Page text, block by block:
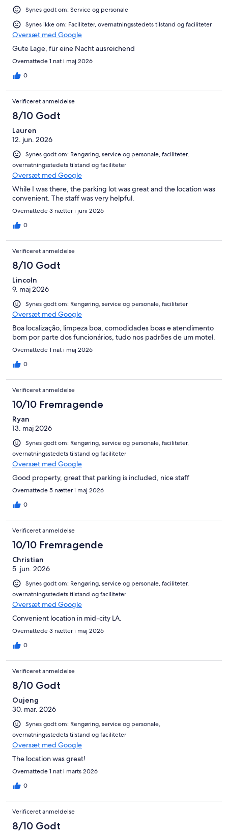
Synes godt om: Service og personale
Synes ikke om: Faciliteter, overnatningsstedets tilstand og faciliteter
Oversæt med Google
Gute Lage, für eine Nacht ausreichend
Overnattede 1 nat i maj 2026
0
Verificeret anmeldelse
8/10 Godt
Lauren
12. jun. 2026
Synes godt om: Rengøring, service og personale, faciliteter,
overnatningsstedets tilstand og faciliteter
Oversæt med Google
While I was there, the parking lot was great and the location was
convenient. The staff was very helpful.
Overnattede 3 nætter i juni 2026
0
Verificeret anmeldelse
8/10 Godt
Lincoln
9. maj 2026
Synes godt om: Rengøring, service og personale, faciliteter
Oversæt med Google
Boa localização, limpeza boa, comodidades boas e atendimento
bom por parte dos funcionários, tudo nos padrões de um motel.
Overnattede 1 nat i maj 2026
0
Verificeret anmeldelse
10/10 Fremragende
Ryan
13. maj 2026
Synes godt om: Rengøring, service og personale, faciliteter,
overnatningsstedets tilstand og faciliteter
Oversæt med Google
Good property, great that parking is included, nice staff
Overnattede 5 nætter i maj 2026
0
Verificeret anmeldelse
10/10 Fremragende
Christian
5. jun. 2026
Synes godt om: Rengøring, service og personale, faciliteter,
overnatningsstedets tilstand og faciliteter
Oversæt med Google
Convenient location in mid-city LA.
Overnattede 3 nætter i maj 2026
0
Verificeret anmeldelse
8/10 Godt
Oujeng
30. mar. 2026
Synes godt om: Rengøring, service og personale,
overnatningsstedets tilstand og faciliteter
Oversæt med Google
The location was great!
Overnattede 1 nat i marts 2026
0
Verificeret anmeldelse
8/10 Godt